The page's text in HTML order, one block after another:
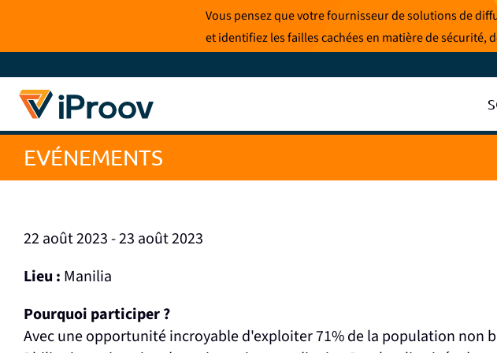
content
Vous pensez que votre fournisseur de solutions de
et identifiez les failles cachées en matière de sécurité,
EVÉNEMENTS
22 août 2023 - 23 août 2023
Lieu : Manilia
Pourquoi participer ?
Avec une opportunité incroyable d'exploiter 71% de la population non